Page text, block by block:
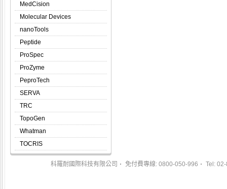
MedCision
Molecular Devices
nanoTools
Peptide
ProSpec
ProZyme
PeproTech
SERVA
TRC
TopoGen
Whatman
TOCRIS
科羅耐國際科技有限公司 免付費專線: 0800-050-996 Tel: